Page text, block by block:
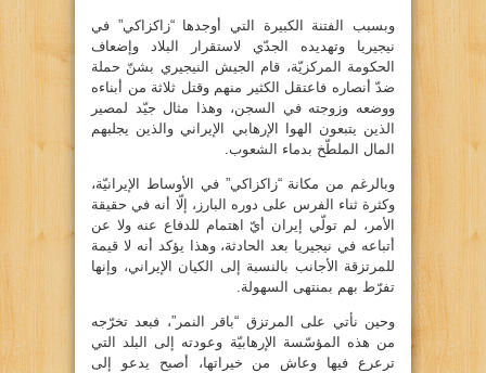
وبسبب الفتنة الكبيرة التي أوجدها “زاكزاكي” في
نيجيريا وتهديده الجدّي لاستقرار البلاد وإضعاف
الحكومة المركزيّة، قام الجيش النيجيري بشنّ حملة
ضدّ أنصاره فاعتقل الكثير منهم وقتل ثلاثة من أبناءه
ووضعه وزوجته في السجن، وهذا مثال جيّد لمصير
الذين يتبعون الهوا الإرهابي الإيراني والذين يجلبهم
المال الملطّخ بدماء الشعوب.
وبالرغم من مكانة “زاكزاكي” في الأوساط الإيرانيّة،
وكثرة ثناء الفرس على دوره البارز، إلّا أنه في حقيقة
الأمر، لم تولّي إيران أيّ اهتمام للدفاع عنه ولا عن
أتباعه في نيجيريا بعد الحادثة، وهذا يؤكد أنه لا قيمة
للمرتزقة الأجانب بالنسبة إلى الكيان الإيراني، وإنها
تفرّط بهم بمنتهى السهولة.
وحين نأتي على المرتزق “باقر النمر”، فبعد تخرّجه
من هذه المؤسّسة الإرهابيّة وعودته إلى البلد التي
ترعرع فيها وعاش من خيراتها، أصبح يدعو إلى